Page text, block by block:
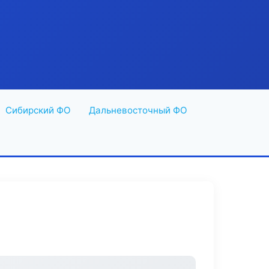
Сибирский ФО Дальневосточный ФО